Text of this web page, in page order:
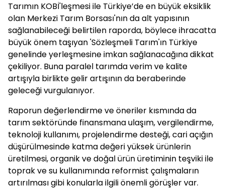
Tarımın KOBİ'leşmesi ile Türkiye’de en büyük eksiklik
olan Merkezi Tarım Borsası'nın da alt yapısının
sağlanabileceği belirtilen raporda, böylece ihracatta
büyük önem taşıyan 'Sözleşmeli Tarım'ın Türkiye
genelinde yerleşmesine imkan sağlanacağına dikkat
çekiliyor. Buna paralel tarımda verim ve kalite
artışıyla birlikte gelir artışının da beraberinde
geleceği vurgulanıyor.
Raporun değerlendirme ve öneriler kısmında da
tarım sektöründe finansmana ulaşım, vergilendirme,
teknoloji kullanımı, projelendirme desteği, cari açığın
düşürülmesinde katma değeri yüksek ürünlerin
üretilmesi, organik ve doğal ürün üretiminin teşviki ile
toprak ve su kullanımında reformist çalışmaların
artırılması gibi konularla ilgili önemli görüşler var.